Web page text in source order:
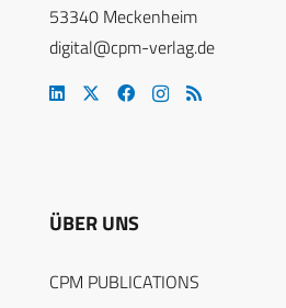
53340 Meckenheim
digital@cpm-verlag.de
ÜBER UNS
CPM PUBLICATIONS